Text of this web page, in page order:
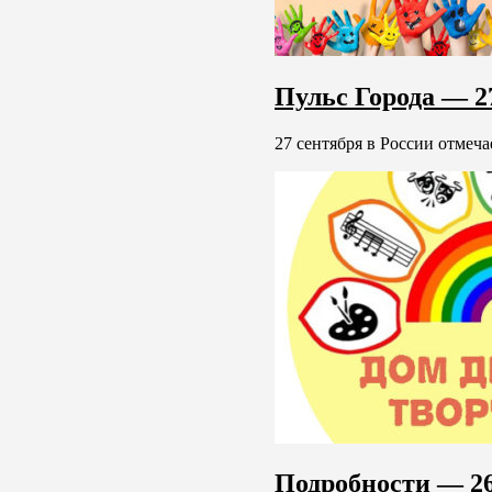
Пульс Города —
27 сентября в России
Подробности —